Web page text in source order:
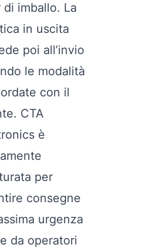
di imballo. La
in uscita
poi all’invio
le modalità
con il
CTA
è
per
consegne
urgenza
da operatori